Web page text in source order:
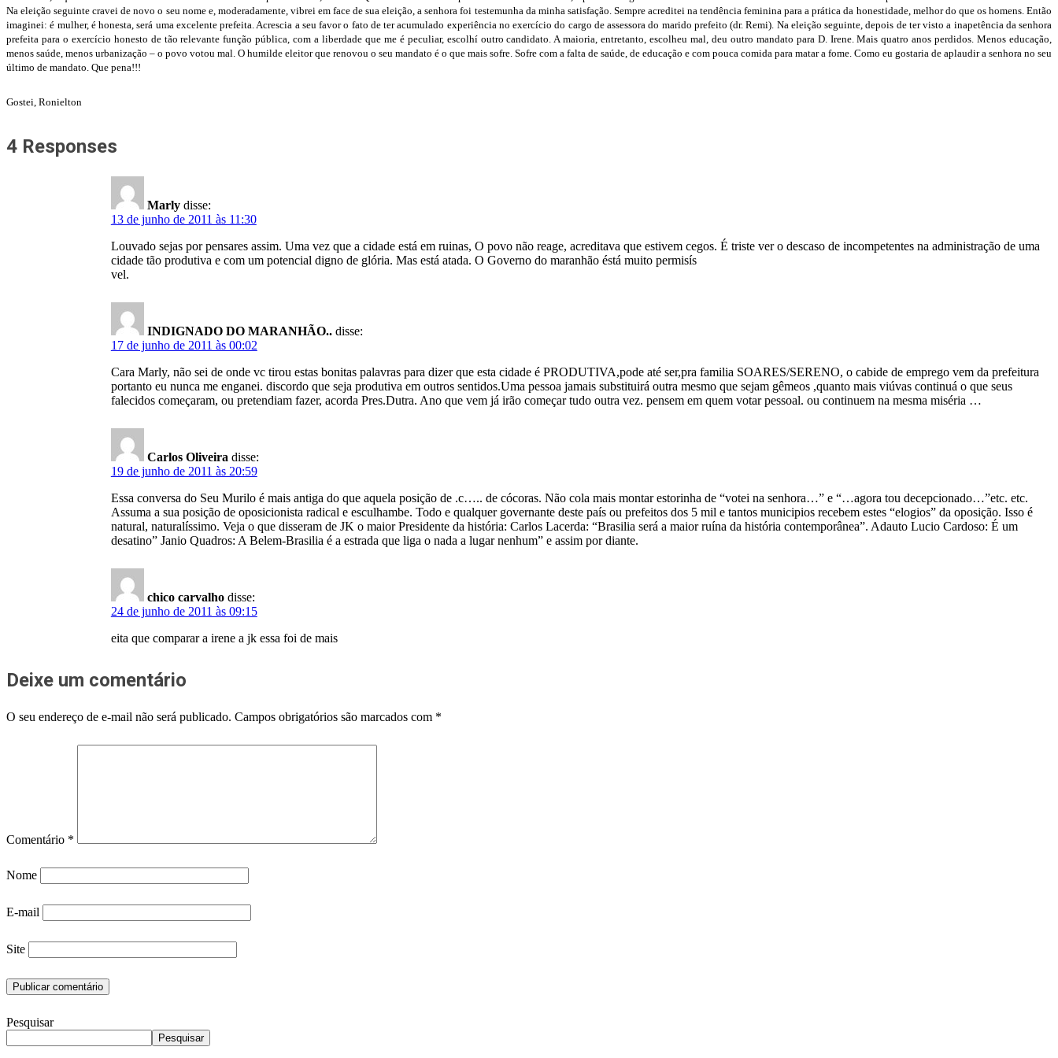
Na eleição seguinte cravei de novo o seu nome e, moderadamente, vibrei em face de sua eleição, a senhora foi testemunha da minha satisfação. Sempre acreditei na tendência feminina para a prática da honestidade, melhor do que os homens. Então
imaginei: é mulher, é honesta, será uma excelente prefeita. Acrescia a seu favor o fato de ter acumulado experiência no exercício do cargo de assessora do marido prefeito (dr. Remi). Na eleição seguinte, depois de ter visto a inapetência da senhora
prefeita para o exercício honesto de tão relevante função pública, com a liberdade que me é peculiar, escolhí outro candidato. A maioria, entretanto, escolheu mal, deu outro mandato para D. Irene. Mais quatro anos perdidos. Menos educação,
menos saúde, menos urbanização – o povo votou mal. O humilde eleitor que renovou o seu mandato é o que mais sofre. Sofre com a falta de saúde, de educação e com pouca comida para matar a fome. Como eu gostaria de aplaudir a senhora no seu
último de mandato. Que pena!!!
Gostei, Ronielton
4 Responses
Marly disse:
13 de junho de 2011 às 11:30
Louvado sejas por pensares assim. Uma vez que a cidade está em ruinas, O povo não reage, acreditava que estivem cegos. É triste ver o descaso de incompetentes na administração de uma
cidade tão produtiva e com um potencial digno de glória. Mas está atada. O Governo do maranhão éstá muito permisís
vel.
INDIGNADO DO MARANHÃO.. disse:
17 de junho de 2011 às 00:02
Cara Marly, não sei de onde vc tirou estas bonitas palavras para dizer que esta cidade é PRODUTIVA,pode até ser,pra familia SOARES/SERENO, o cabide de emprego vem da prefeitura
portanto eu nunca me enganei. discordo que seja produtiva em outros sentidos.Uma pessoa jamais substituirá outra mesmo que sejam gêmeos ,quanto mais viúvas continuá o que seus
falecidos começaram, ou pretendiam fazer, acorda Pres.Dutra. Ano que vem já irão começar tudo outra vez. pensem em quem votar pessoal. ou continuem na mesma miséria …
Carlos Oliveira disse:
19 de junho de 2011 às 20:59
Essa conversa do Seu Murilo é mais antiga do que aquela posição de .c….. de cócoras. Não cola mais montar estorinha de “votei na senhora…” e “…agora tou decepcionado…”etc. etc.
Assuma a sua posição de oposicionista radical e esculhambe. Todo e qualquer governante deste país ou prefeitos dos 5 mil e tantos municipios recebem estes “elogios” da oposição. Isso é
natural, naturalíssimo. Veja o que disseram de JK o maior Presidente da história: Carlos Lacerda: “Brasilia será a maior ruína da história contemporânea”. Adauto Lucio Cardoso: É um
desatino” Janio Quadros: A Belem-Brasilia é a estrada que liga o nada a lugar nenhum” e assim por diante.
chico carvalho disse:
24 de junho de 2011 às 09:15
eita que comparar a irene a jk essa foi de mais
Deixe um comentário
O seu endereço de e-mail não será publicado. Campos obrigatórios são marcados com *
Comentário *
Nome
E-mail
Site
Pesquisar
Pesquisar